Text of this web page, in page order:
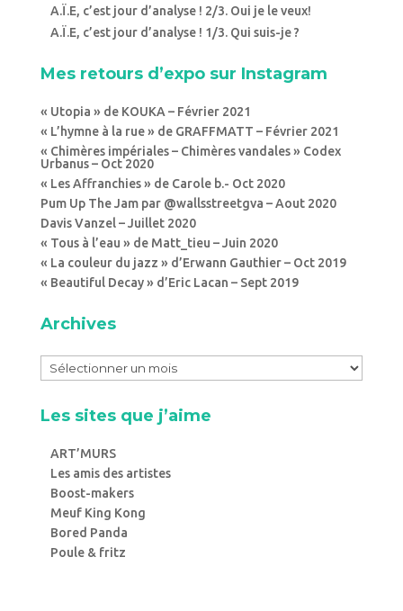
A.Ï.E, c’est jour d’analyse ! 2/3. Oui je le veux!
A.Ï.E, c’est jour d’analyse ! 1/3. Qui suis-je ?
Mes retours d’expo sur Instagram
« Utopia » de KOUKA – Février 2021
« L’hymne à la rue » de GRAFFMATT – Février 2021
« Chimères impériales – Chimères vandales » Codex
Urbanus – Oct 2020
« Les Affranchies » de Carole b.- Oct 2020
Pum Up The Jam par @wallsstreetgva – Aout 2020
Davis Vanzel – Juillet 2020
« Tous à l’eau » de Matt_tieu – Juin 2020
« La couleur du jazz » d’Erwann Gauthier – Oct 2019
« Beautiful Decay » d’Eric Lacan – Sept 2019
Archives
Les sites que j’aime
ART’MURS
Les amis des artistes
Boost-makers
Meuf King Kong
Bored Panda
Poule & fritz